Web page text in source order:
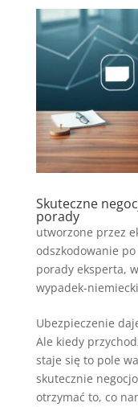
Skuteczne
porady
utworzone przez
odszkodowanie
porady eksperta,
wypadek-
Ubezpieczenie
Ale kiedy
staje się to pole
skutecznie
otrzymać to, co